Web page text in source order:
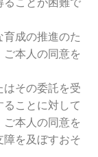
ることが困難で
成の推進のた
本人の同意を
はその委託を受
ことに対して
本人の同意を
障を及ぼすおそ